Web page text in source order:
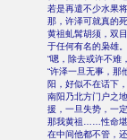
若是再遣不少水果
那，许泽可就真的
黄祖虬髯胡须，双
于任何有名的枭雄。
“嗯，除去或许不难
“许泽一旦无事，那
阳，好似不在话下
南阳乃北方门户之
援，一旦失势，一
那我黄祖……性命堪
在中间他都不管，